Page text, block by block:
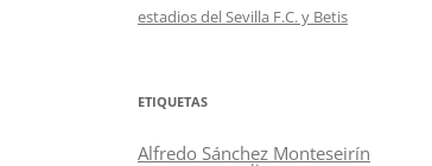
estadios del Sevilla F.C. y Betis
ETIQUETAS
Alfredo Sánchez Monteseirín